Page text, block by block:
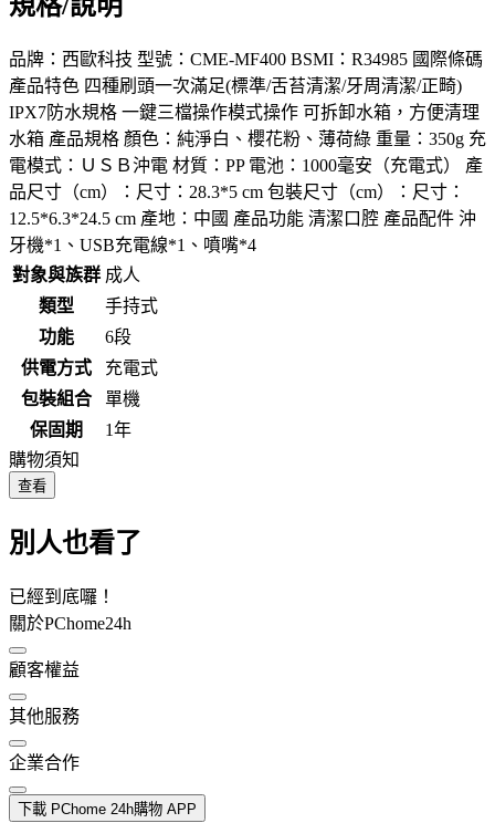
品牌：西歐科技 型號：CME-MF400 BSMI：R34985 國際條碼
產品特色 四種刷頭一次滿足(標準/舌苔清潔/牙周清潔/正畸)
IPX7防水規格 一鍵三檔操作模式操作 可拆卸水箱，方便清理
水箱 產品規格 顏色：純淨白、櫻花粉、薄荷綠 重量：350g 充
電模式：ＵＳＢ沖電 材質：PP 電池：1000毫安（充電式） 產
品尺寸（cm）：尺寸：28.3*5 cm 包裝尺寸（cm）：尺寸：
12.5*6.3*24.5 cm 產地：中國 產品功能 清潔口腔 產品配件 沖
牙機*1、USB充電線*1、噴嘴*4
對象與族群 成人
類型
手持式
功能
6段
供電方式
充電式
包裝組合
單機
保固期
1年
購物須知
查看
別人也看了
已經到底囉！
關於PChome24h
顧客權益
其他服務
企業合作
下載 PChome 24h購物 APP